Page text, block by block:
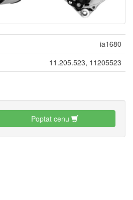
ia1680
11.205.523, 11205523
Poptat cenu